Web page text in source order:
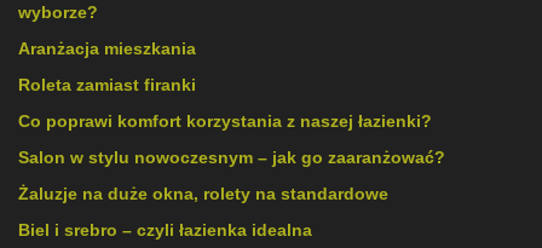
wyborze?
Aranżacja mieszkania
Roleta zamiast firanki
Co poprawi komfort korzystania z naszej łazienki?
Salon w stylu nowoczesnym – jak go zaaranżować?
Żaluzje na duże okna, rolety na standardowe
Biel i srebro – czyli łazienka idealna